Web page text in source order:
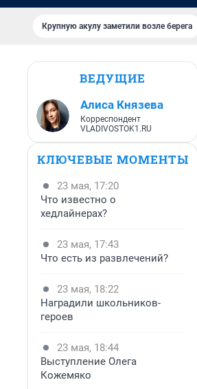
Крупную акулу заметили возле берега
ВЕДУЩИЕ
Алиса Князева
Корреспондент
VLADIVOSTOK1.RU
КЛЮЧЕВЫЕ МОМЕНТЫ
23 мая, 17:20
Что известно о
хедлайнерах?
23 мая, 17:43
Что есть из развлечений?
23 мая, 18:22
Наградили школьников-
героев
23 мая, 18:44
Выступление Олега
Кожемяко